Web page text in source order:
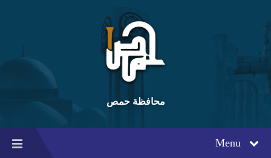
content
main
navigation
footer
محافظة حمص
Menu